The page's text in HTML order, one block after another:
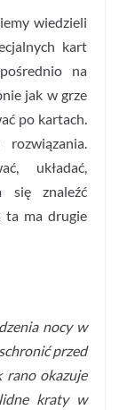
wiedzieli
kart
na
jak w grze
po kartach.
układać,
się znaleźć
ta ma drugie
nocy w
przed
rano okazuje
kraty w